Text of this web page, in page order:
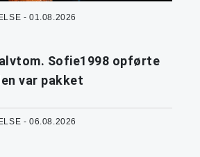
- 01.08.2026
Sofie1998 opførte
var pakket
- 06.08.2026